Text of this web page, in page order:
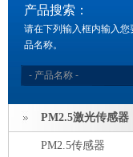
产品搜索：
请在下列输入框内输入您
品名称。
PM2.5激光传感器
PM2.5传感器